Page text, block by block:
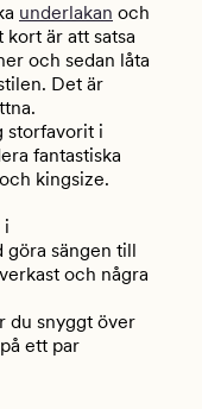
underlakan och
kort är att satsa
och sedan låta
Det är
storfavorit i
fantastiska
kingsize.
i
göra sängen till
och några
du snyggt över
ett par